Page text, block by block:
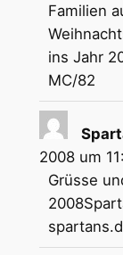
Familien
ins Jahr
MC/82
2008 um
Grüsse